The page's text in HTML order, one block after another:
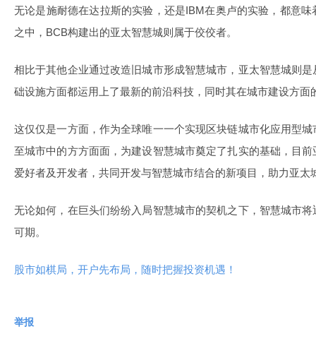
无论是施耐德在达拉斯的实验，还是IBM在奥卢的实验，都意
之中，BCB构建出的亚太智慧城则属于佼佼者。
相比于其他企业通过改造旧城市形成智慧城市，亚太智慧城则
础设施方面都运用上了最新的前沿科技，同时其在城市建设方面
这仅仅是一方面，作为全球唯一一个实现区块链城市化应用型
至城市中的方方面面，为建设智慧城市奠定了扎实的基础，目
爱好者及开发者，共同开发与智慧城市结合的新项目，助力亚太
无论如何，在巨头们纷纷入局智慧城市的契机之下，智慧城市
可期。
股市如棋局，开户先布局，随时把握投资机遇！
举报